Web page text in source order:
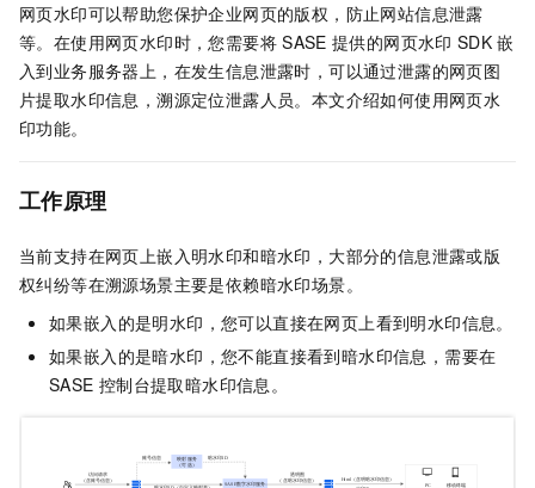
网页水印可以帮助您保护企业网页的版权，防止网站信息泄露
等。在使用网页水印时，您需要将 SASE 提供的网页水印 SDK 嵌
入到业务服务器上，在发生信息泄露时，可以通过泄露的网页图
片提取水印信息，溯源定位泄露人员。本文介绍如何使用网页水
印功能。
工作原理
当前支持在网页上嵌入明水印和暗水印，大部分的信息泄露或版
权纠纷等在溯源场景主要是依赖暗水印场景。
如果嵌入的是明水印，您可以直接在网页上看到明水印信息。
如果嵌入的是暗水印，您不能直接看到暗水印信息，需要在
SASE 控制台提取暗水印信息。